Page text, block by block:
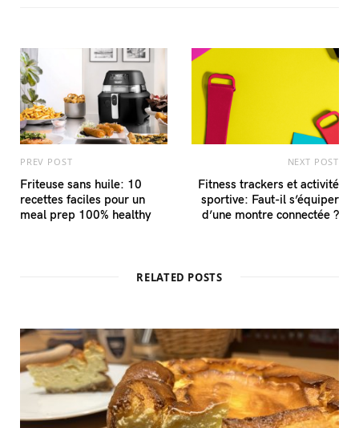
PREV POST
Friteuse sans huile: 10
recettes faciles pour un
meal prep 100% healthy
NEXT POST
Fitness trackers et activité
sportive: Faut-il s’équiper
d’une montre connectée ?
RELATED POSTS